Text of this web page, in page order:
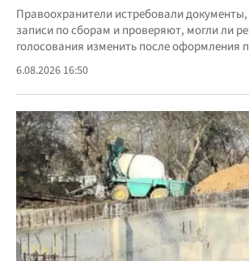
Правоохранители истребовали
записи по сборам и проверяют, могли ли
голосования изменить после оформления
6.08.2026 16:50